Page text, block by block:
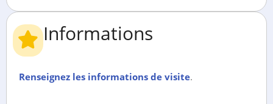
Informations
Renseignez les informations de visite.